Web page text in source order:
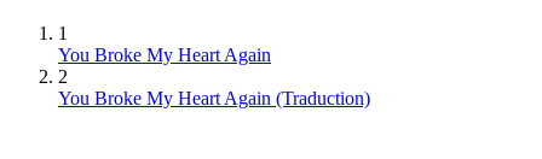
1
You Broke My Heart Again
2
You Broke My Heart Again (Traduction)